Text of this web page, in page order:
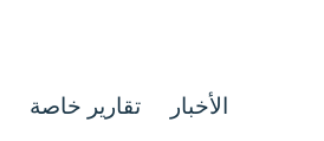
الأخبار تقارير خاصة